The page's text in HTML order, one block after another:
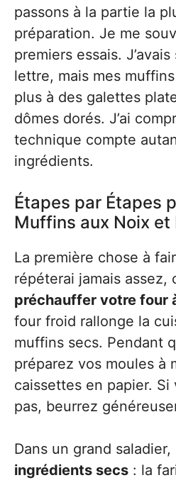
passons à la partie la
préparation. Je me
premiers essais.
lettre, mais mes
plus à des galettes
dômes dorés. J’ai
technique compte
ingrédients.
Étapes par Étapes
Muffins aux Noix et
La première chose à
répéterai jamais assez,
préchauffer votre four
four froid rallonge la
muffins secs. Pendant
préparez vos moules à
caissettes en papier. Si
pas, beurrez
Dans un grand
ingrédients secs : la